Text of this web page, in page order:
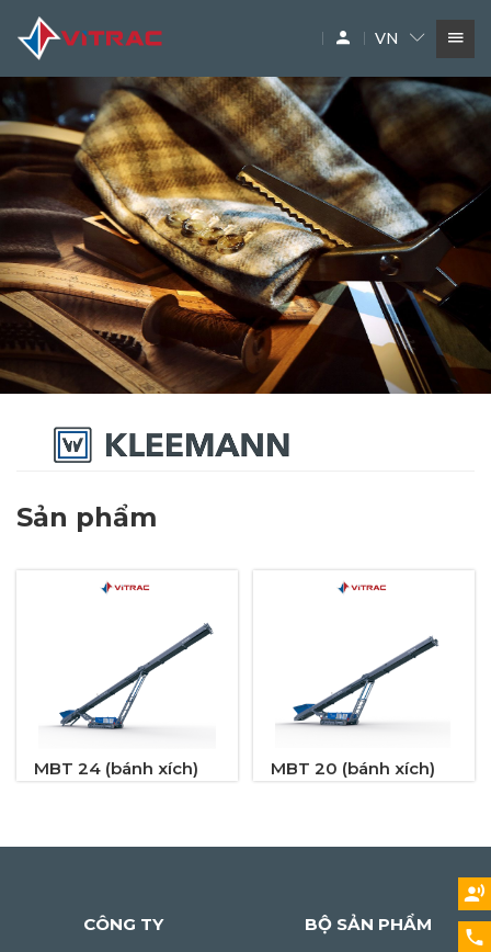
SIÊU THỊ MÁY XÂY DỰNG
THƯƠNG HIỆU
DỊCH VỤ
PHỤ TÙNG
VN
Sản phẩm
MBT 24 (bánh xích) MBT 20 (bánh xích)
CÔNG TY BỘ SẢN PHẨM